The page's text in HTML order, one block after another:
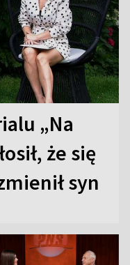
„Na
że się
syn